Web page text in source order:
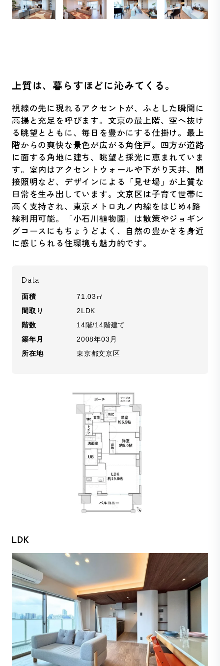
上質は、暮らすほどに沁みてくる。
視線の先に現れるアクセントが、ふとした瞬間に
高揚と充足を呼びます。文京の最上階、空へ抜け
る眺望とともに、毎日を豊かにする仕掛け。最上
階からの爽快な景色が広がる角住戸。四方が道路
に面する角地に建ち、眺望と採光に恵まれていま
す。室内はアクセントウォールや下がり天井、間
接照明など、デザインによる「見せ場」が上質な
日常を生み出しています。文京区は子育て世帯に
高く支持され、東京メトロ丸ノ内線をはじめ4路
線利用可能。「小石川植物園」は散策やジョギン
グコースにもちょうどよく、自然の豊かさを身近
に感じられる住環境も魅力的です。
Data
面積
71.03㎡
間取り
2LDK
階数
14階/14階建て
築年月
2008年03月
所在地
東京都文京区
LDK